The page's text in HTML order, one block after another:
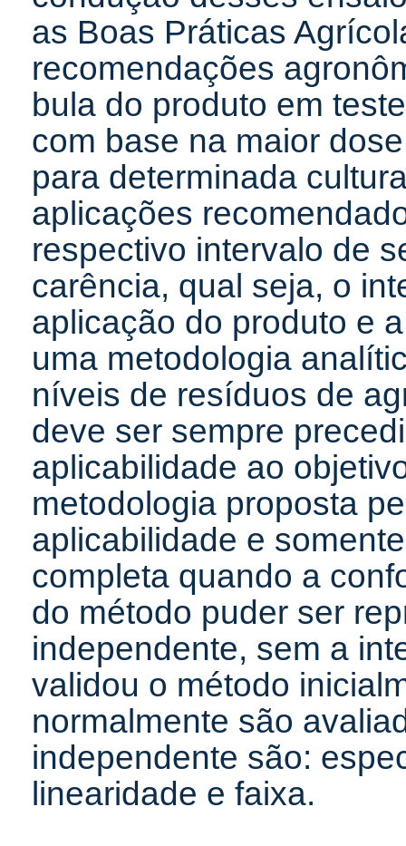
as Boas Práticas
recomendações
bula do produto em
com base na maior
para determinada
aplicações
respectivo intervalo de
carência, qual seja, o
aplicação do produto e
uma metodologia
níveis de resíduos de
deve ser sempre
aplicabilidade ao
metodologia proposta
aplicabilidade e
completa quando a
do método puder ser
independente, sem a
validou o método
normalmente são
independente são:
linearidade e faixa.